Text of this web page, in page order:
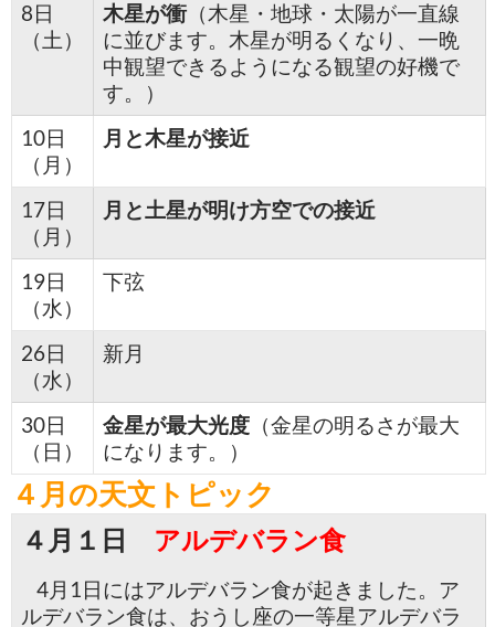
8日
（土）
木星が衝 （木星・地球・太陽が一直線
に並びます。木星が明るくなり、一晩
中観望できるようになる観望の好機で
す。）
10日
（月）
月と木星が接近
17日
（月）
月と土星が明け方空での接近
19日
（水）
下弦
26日
（水）
新月
30日
（日）
金星が最大光度 （金星の明るさが最大
になります。）
４月の天文トピック
４月１日 アルデバラン食
4月1日にはアルデバラン食が起きました。ア
ルデバラン食は、おうし座の一等星アルデバラ